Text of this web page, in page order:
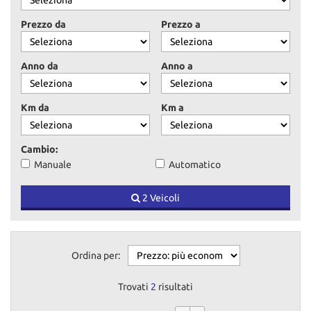
Prezzo da Prezzo a
Anno da Anno a
Km da Km a
Cambio:
Manuale
Automatico
2 Veicoli
Ordina per:
Trovati 2 risultati
tracciamento
che
adottiamo
per
offrire
le
funzionalità
e
svolgere
attività
di
seguito
descritte.
ottenere